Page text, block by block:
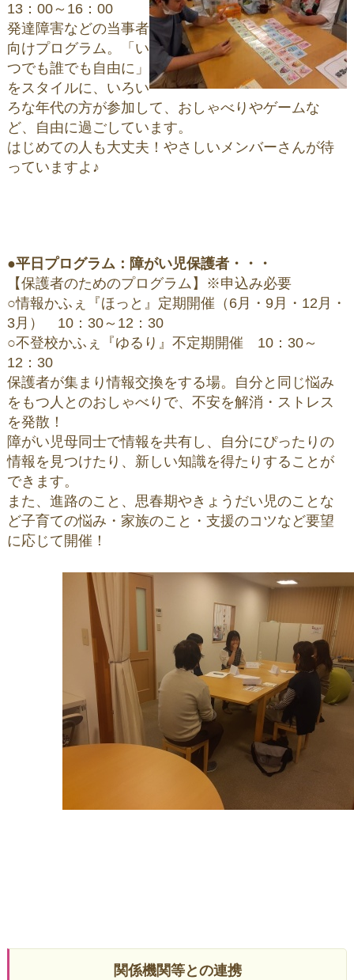
13：00～16：00
発達障害などの当事者
向けプログラム。「い
つでも誰でも自由に」
をスタイルに、いろい
ろな年代の方が参加して、おしゃべりやゲームな
ど、自由に過ごしています。
はじめての人も大丈夫！やさしいメンバーさんが待
っていますよ♪
●平日プログラム：障がい児保護者・・・
【保護者のためのプログラム】※申込み必要
○情報かふぇ『ほっと』定期開催（6月・9月・12月・
3月） 10：30～12：30
○不登校かふぇ『ゆるり』不定期開催 10：30～
12：30
保護者が集まり情報交換をする場。自分と同じ悩み
をもつ人とのおしゃべりで、不安を解消・ストレス
を発散！
障がい児母同士で情報を共有し、自分にぴったりの
情報を見つけたり、新しい知識を得たりすることが
できます。
また、進路のこと、思春期やきょうだい児のことな
ど子育ての悩み・家族のこと・支援のコツなど要望
に応じて開催！
関係機関等との連携